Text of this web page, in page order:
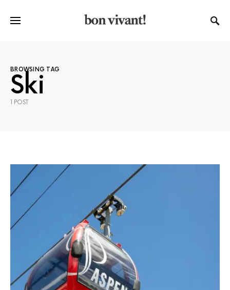
BROWSING TAG
Ski
1 POST